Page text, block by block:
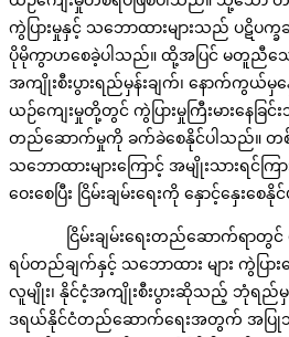
ကွဲပြားမှုနှင့် သဘောထားများသည် ပဋိပက္
ပိုမိုကွာဟစေခဲ့ပါသည်။ ထို့အပြင် မတူညီသ
အကျိုးစီးပွားရည်မှန်းချက်၊ နောက်ကွယ်မှ
ယဉ်ကျေးမှုတို့တွင် ကွဲပြားမှုကြီးမားနေခြင်
တည်ဆောက်မှုကို ခက်ခဲစေနိုင်ပါသည်။
သဘောထားများကြောင့် အမျိုးသားရင်က
ဝေးစေပြီး ငြိမ်းချမ်းရေးကို နှောင့်နှေးစေ
ငြိမ်းချမ်းရေးတည်ဆောက်ရာတွင်
ရပ်တည်ချက်နှင့် သဘောထား များ ကွဲပြာ
လူမျိုး၊ နိုင်ငံ့အကျိုးစီးပွားဆိုသည့် ဘုံရည်မှ
ဒရယ်နိုင်ငံတည်ဆောက်ရေးအတွက် အပြုသ